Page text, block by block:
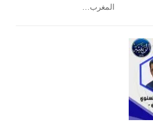
المغرب…